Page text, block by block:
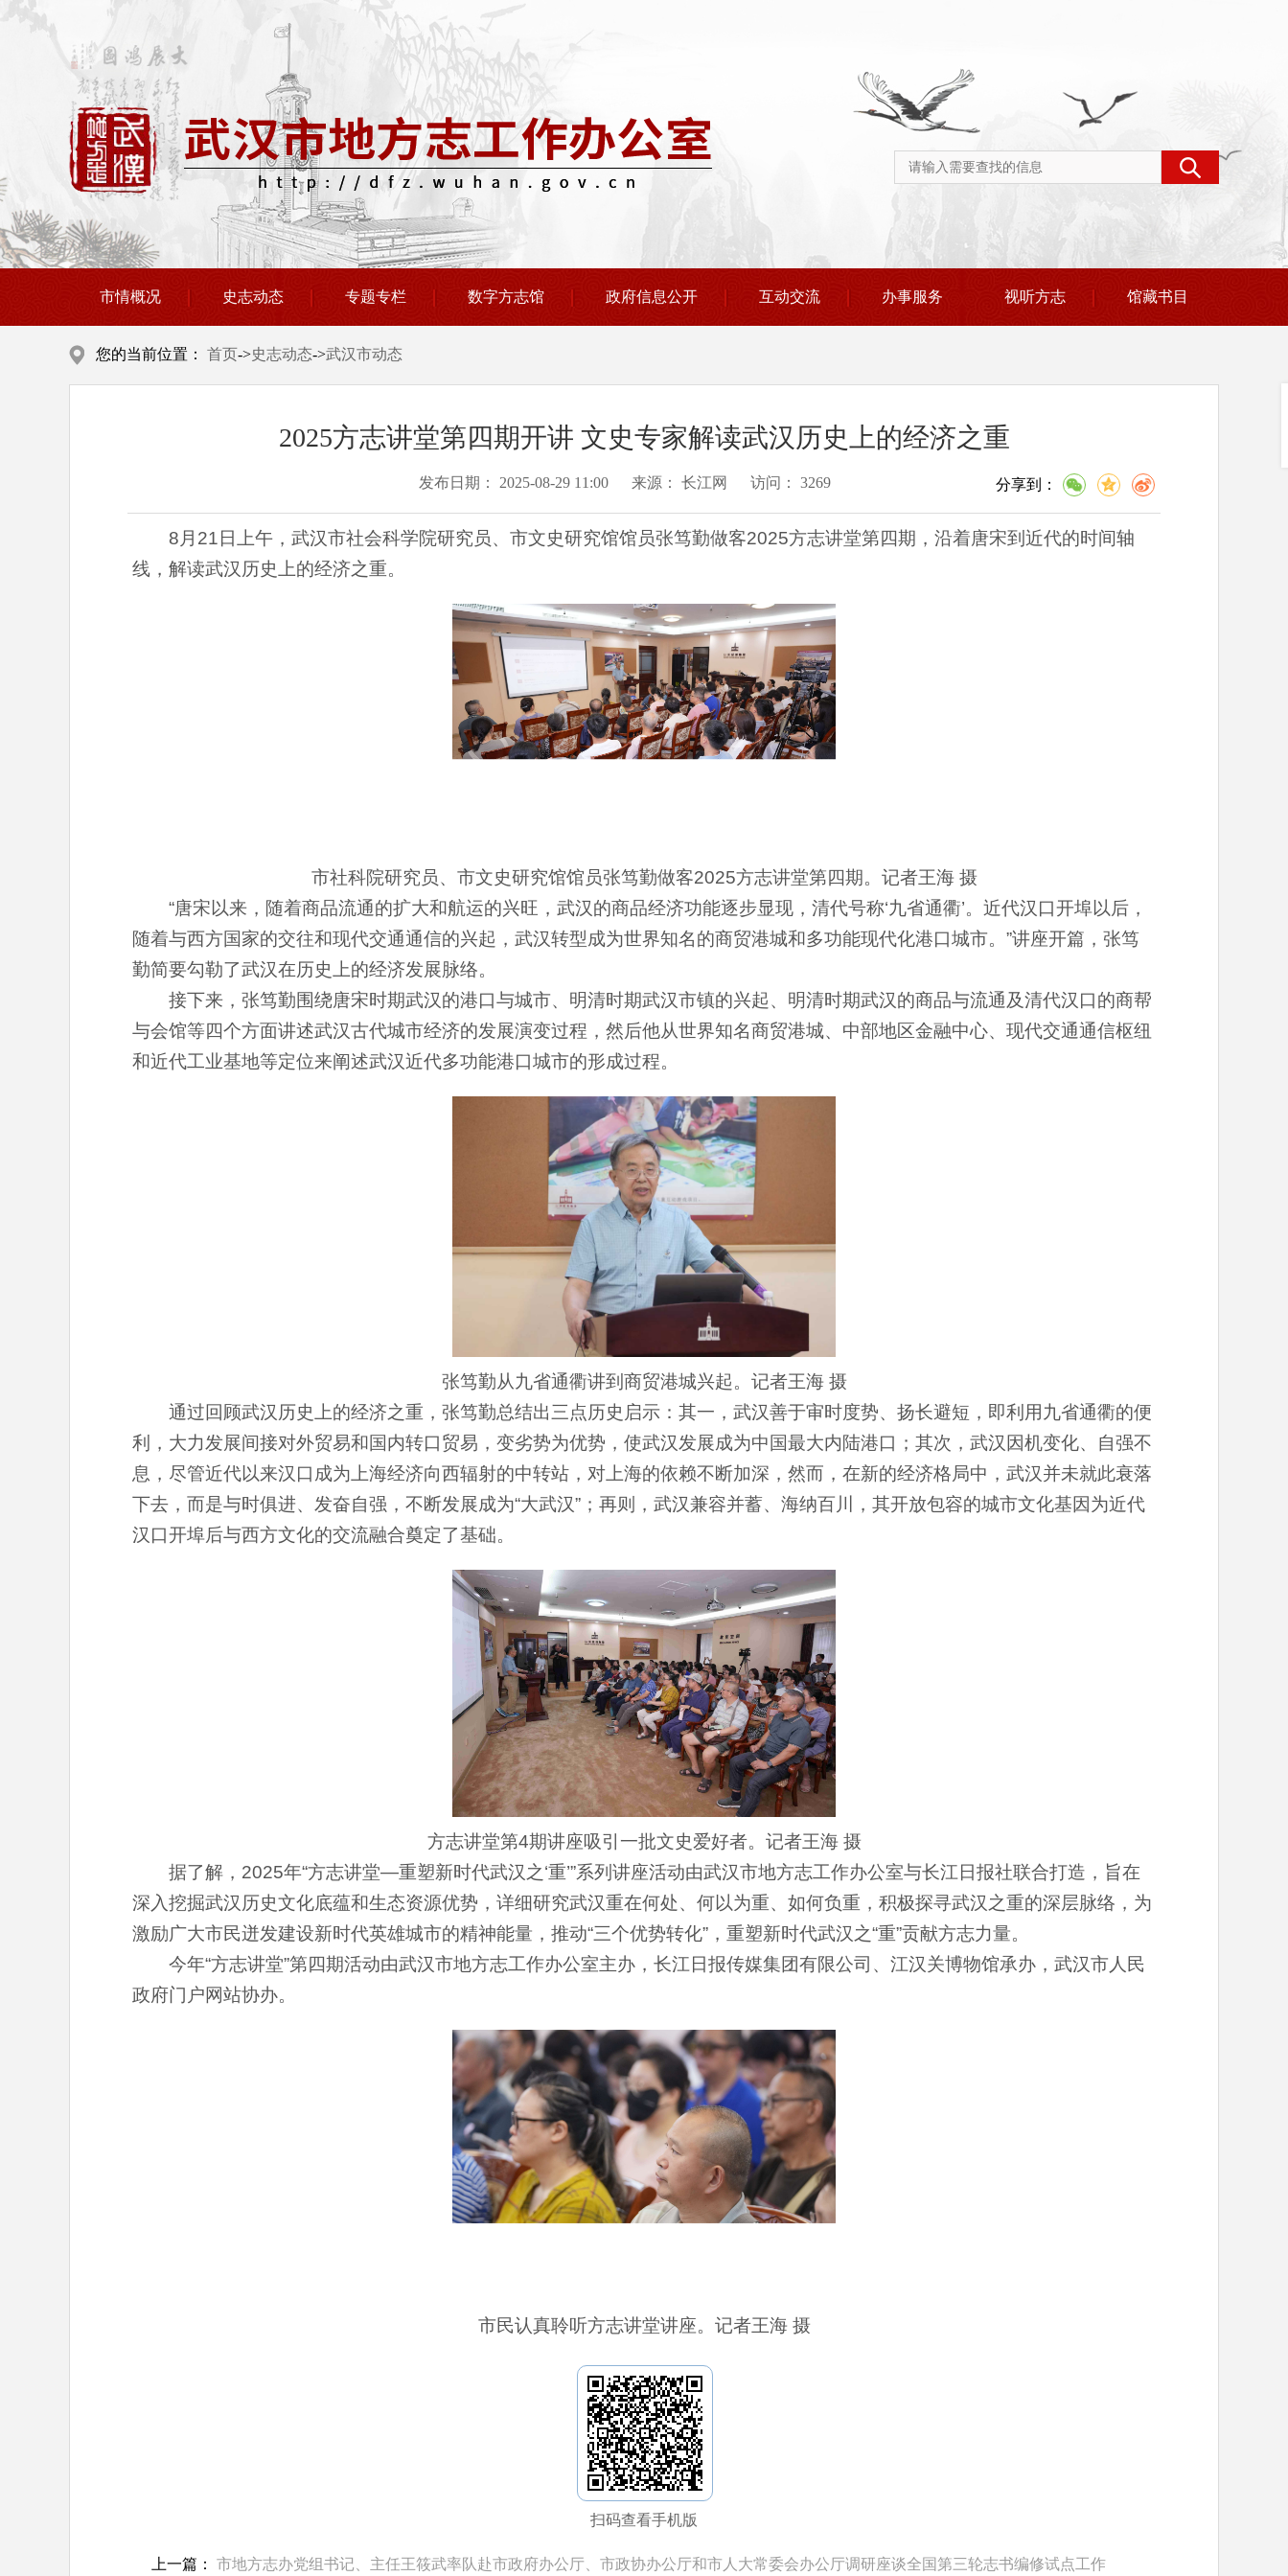
市情概况 史志动态 专题专栏 数字方志馆 政府信息公开 互动交流 办事服务 视听方志 馆藏书目
您的当前位置： 首页->史志动态->武汉市动态
2025方志讲堂第四期开讲 文史专家解读武汉历史上的经济之重
发布日期： 2025-08-29 11:00 来源： 长江网 访问： 3269 分享到：
8月21日上午，武汉市社会科学院研究员、市文史研究馆馆员张笃勤做客2025方志讲堂第四期，沿着唐宋到近代的时间轴
线，解读武汉历史上的经济之重。
市社科院研究员、市文史研究馆馆员张笃勤做客2025方志讲堂第四期。记者王海 摄
“唐宋以来，随着商品流通的扩大和航运的兴旺，武汉的商品经济功能逐步显现，清代号称‘九省通衢’。近代汉口开埠以后，
随着与西方国家的交往和现代交通通信的兴起，武汉转型成为世界知名的商贸港城和多功能现代化港口城市。”讲座开篇，张笃
勤简要勾勒了武汉在历史上的经济发展脉络。
接下来，张笃勤围绕唐宋时期武汉的港口与城市、明清时期武汉市镇的兴起、明清时期武汉的商品与流通及清代汉口的商帮
与会馆等四个方面讲述武汉古代城市经济的发展演变过程，然后他从世界知名商贸港城、中部地区金融中心、现代交通通信枢纽
和近代工业基地等定位来阐述武汉近代多功能港口城市的形成过程。
张笃勤从九省通衢讲到商贸港城兴起。记者王海 摄
通过回顾武汉历史上的经济之重，张笃勤总结出三点历史启示：其一，武汉善于审时度势、扬长避短，即利用九省通衢的便
利，大力发展间接对外贸易和国内转口贸易，变劣势为优势，使武汉发展成为中国最大内陆港口；其次，武汉因机变化、自强不
息，尽管近代以来汉口成为上海经济向西辐射的中转站，对上海的依赖不断加深，然而，在新的经济格局中，武汉并未就此衰落
下去，而是与时俱进、发奋自强，不断发展成为“大武汉”；再则，武汉兼容并蓄、海纳百川，其开放包容的城市文化基因为近代
汉口开埠后与西方文化的交流融合奠定了基础。
方志讲堂第4期讲座吸引一批文史爱好者。记者王海 摄
据了解，2025年“方志讲堂—重塑新时代武汉之‘重’”系列讲座活动由武汉市地方志工作办公室与长江日报社联合打造，旨在
深入挖掘武汉历史文化底蕴和生态资源优势，详细研究武汉重在何处、何以为重、如何负重，积极探寻武汉之重的深层脉络，为
激励广大市民迸发建设新时代英雄城市的精神能量，推动“三个优势转化”，重塑新时代武汉之“重”贡献方志力量。
今年“方志讲堂”第四期活动由武汉市地方志工作办公室主办，长江日报传媒集团有限公司、江汉关博物馆承办，武汉市人民
政府门户网站协办。
市民认真聆听方志讲堂讲座。记者王海 摄
扫码查看手机版
上一篇： 市地方志办党组书记、主任王筱武率队赴市政府办公厅、市政协办公厅和市人大常委会办公厅调研座谈全国第三轮志书编修试点工作